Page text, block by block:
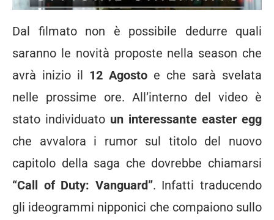
Dal filmato non è possibile dedurre quali
saranno le novità proposte nella season che
avrà inizio il 12 Agosto e che sarà svelata
nelle prossime ore. All’interno del video è
stato individuato un interessante easter egg
che avvalora i rumor sul titolo del nuovo
capitolo della saga che dovrebbe chiamarsi
“Call of Duty: Vanguard”. Infatti traducendo
gli ideogrammi nipponici che compaiono sullo